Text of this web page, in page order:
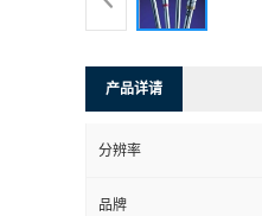
产品详请
分辨率
品牌